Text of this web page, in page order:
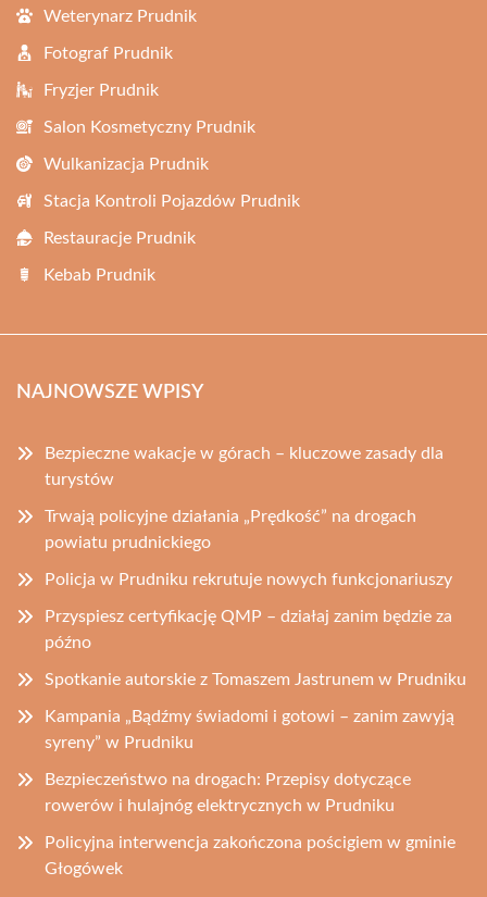
Weterynarz Prudnik
Fotograf Prudnik
Fryzjer Prudnik
Salon Kosmetyczny Prudnik
Wulkanizacja Prudnik
Stacja Kontroli Pojazdów Prudnik
Restauracje Prudnik
Kebab Prudnik
NAJNOWSZE WPISY
Bezpieczne wakacje w górach – kluczowe zasady dla
turystów
Trwają policyjne działania „Prędkość” na drogach
powiatu prudnickiego
Policja w Prudniku rekrutuje nowych funkcjonariuszy
Przyspiesz certyfikację QMP – działaj zanim będzie za
późno
Spotkanie autorskie z Tomaszem Jastrunem w Prudniku
Kampania „Bądźmy świadomi i gotowi – zanim zawyją
syreny” w Prudniku
Bezpieczeństwo na drogach: Przepisy dotyczące
rowerów i hulajnóg elektrycznych w Prudniku
Policyjna interwencja zakończona pościgiem w gminie
Głogówek